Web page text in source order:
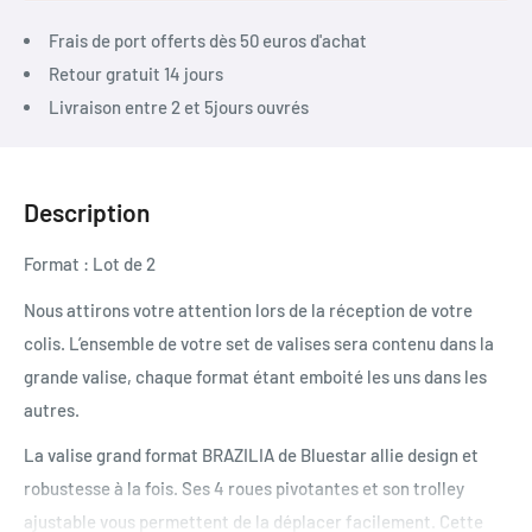
Frais de port offerts dès 50 euros d'achat
Retour gratuit 14 jours
Livraison entre 2 et 5jours ouvrés
Description
Format : Lot de 2
Nous attirons votre attention lors de la réception de votre
colis. L’ensemble de votre set de valises sera contenu dans la
grande valise, chaque format étant emboité les uns dans les
autres.
La valise grand format BRAZILIA de Bluestar allie design et
robustesse à la fois. Ses 4 roues pivotantes et son trolley
ajustable vous permettent de la déplacer facilement. Cette